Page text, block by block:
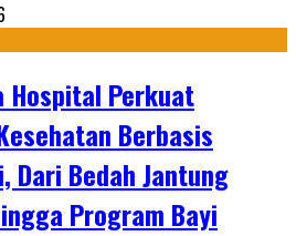
Hospital Perkuat
Berbasis
Dari Bedah Jantung
Program Bayi